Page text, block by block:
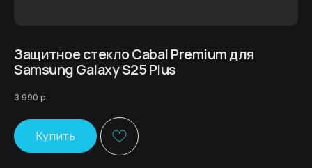
Защитное стекло Cabal Premium для
Samsung Galaxy S25 Plus
3 990 р.
Купить